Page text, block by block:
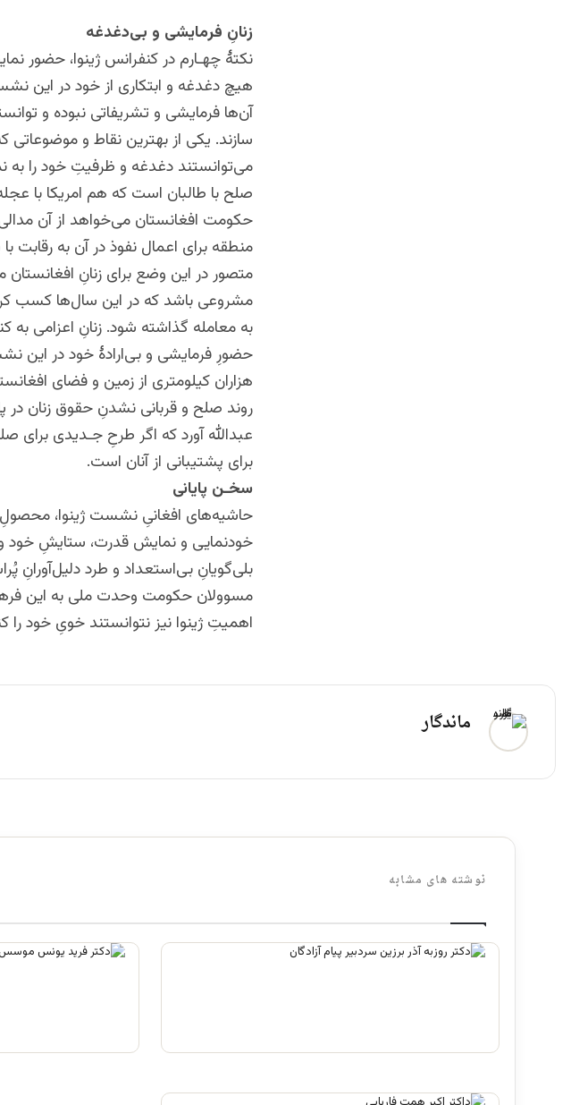
زنانِ فرمایشی و بی‌دغدغه
نکتۀ چهـارم در کنفرانس ژینوا، حضور
هیچ دغدغه و ابتکاری از خود در این
آن‌ها فرمایشی و تشریفاتی نبوده و
سازند. یکی از بهترین نقاط و موضوعاتی
می‌توانستند دغدغه و ظرفیتِ خود را به
صلح با طالبان است که هم امریکا با
حکومت افغانستان می‌خواهد از آن
منطقه برای اعمال نفوذ در آن به
متصور در این وضع برای زنانِ
مشروعی‌ باشد که در این سال‌ها کسب
به معامله گذاشته شود. زنانِ اعزامی به
حضورِ فرمایشی و بی‌ارادۀ خود در این
هزاران کیلومتری از زمین و فضای
روند صلح و قربانی نشدنِ حقوق زنان در
عبدالله آورد که اگر طرحِ جـدیدی برای
برای پشتیبانی از آنان است.
سخـن پایانی
حاشیه‌های افغانیِ نشست ژینوا،
خودنمایی و نمایش قدرت، ستایشِ خود
بلی‌گویانِ بی‌استعداد و طرد دلیل‌آورانِ
مسوولان حکومت وحدت ملی به این
اهمیتِ ژینوا نیز نتوانستند خویِ خود را
ماندگار
نوشته های مشابه
آگوست 5, 2026